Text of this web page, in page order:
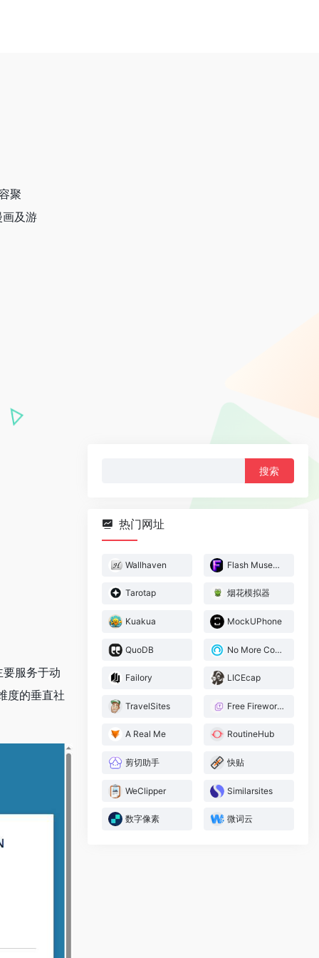
聚
及游
服务于动
度的垂直社
热门网址
Wallhaven Flash Museum
Tarotap 烟花模拟器
Kuakua MockUPhone
QuoDB No More Copyright
Failory LICEcap
TravelSites Free Fireworks
A Real Me RoutineHub
剪切助手 快贴
WeClipper Similarsites
数字像素 微词云